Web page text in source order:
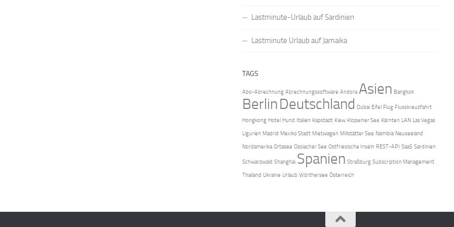
Lastminute-Urlaub auf Sardinien
Lastminute Urlaub auf Jamaika
TAGS
Abo-Abrechnung Abrechnungssoftware Andora Asien Bangkok
BerlinDeutschland Dubai Eifel Flug Flusskreuzfahrt
Hongkong Hotel Hund Italien Kapstadt Kiew Klopeiner See Kärnten LAN Las Vegas
Ligurien Madrid Mexiko Stadt Mietwagen Millstätter See Namibia Neuseeland
Nordamerika Ortasee Ossiacher See Ostfriesische Inseln REST-API SaaS Sardinien
Schwarzwald Shanghai Spanien Straßburg Subscription Management
Thailand Ukraine Urlaub Wörthersee Österreich